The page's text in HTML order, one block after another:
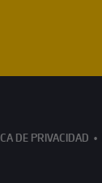
DE PRIVACIDAD